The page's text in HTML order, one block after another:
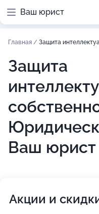
Ваш юрист
Главная / Защита
Защита
Ваш юрист
Акции и